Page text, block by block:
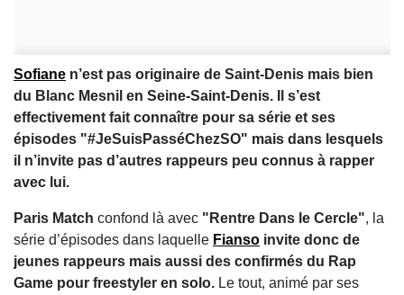
Sofiane n’est pas originaire de Saint-Denis mais bien
du Blanc Mesnil en Seine-Saint-Denis. Il s’est
effectivement fait connaître pour sa série et ses
épisodes "#JeSuisPasséChezSO" mais dans lesquels
il n’invite pas d’autres rappeurs peu connus à rapper
avec lui.
Paris Match confond là avec "Rentre Dans le Cercle", la
série d’épisodes dans laquelle Fianso invite donc de
jeunes rappeurs mais aussi des confirmés du Rap
Game pour freestyler en solo. Le tout, animé par ses